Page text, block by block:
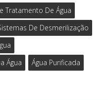
Tratamento De Água
De Desmerilização
Água
Água Purificada